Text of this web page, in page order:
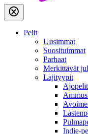
Pelit
Uusimmat
Suosituimmat
Parhaat
Merkittävät
Lajityypit
Ajopelit
Indie-